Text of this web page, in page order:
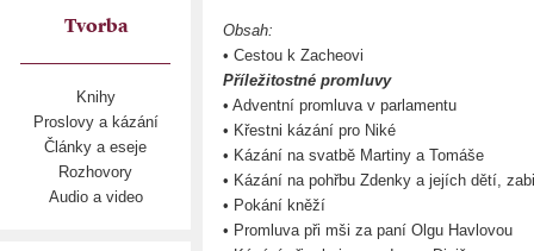
Tvorba
Knihy
Proslovy a kázání
Články a eseje
Rozhovory
Audio a video
Obsah:
• Cestou k Zacheovi
Příležitostné promluvy
• Adventní promluva v parlamentu
• Křestni kázání pro Niké
• Kázání na svatbě Martiny a Tomáše
• Kázání na pohřbu Zdenky a jejích dětí,
• Pokání kněží
• Promluva při mši za paní Olgu Havlovou